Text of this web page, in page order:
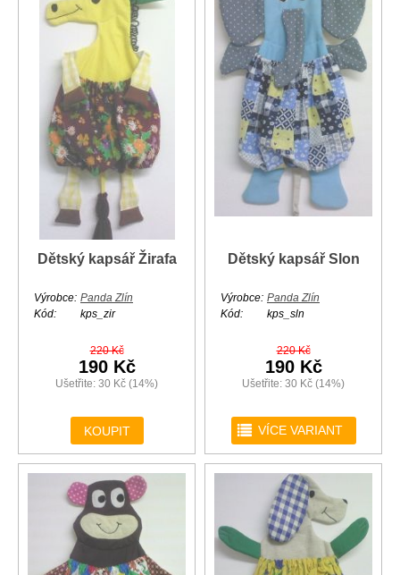
Dětský kapsář Žirafa
Výrobce: Panda Zlín
Kód:
kps_zir
220 Kč
190 Kč
Ušetřite: 30 Kč (14%)
KOUPIT
Dětský kapsář Slon
Výrobce: Panda Zlín
Kód:
kps_sln
220 Kč
190 Kč
Ušetřite: 30 Kč (14%)
r VÍCE VARIANT